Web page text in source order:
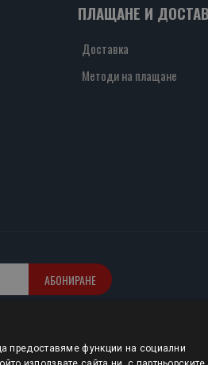
ПЛАЩАНЕ И
Доставка
Методи на плащане
АБОНИРАНЕ
предоставяме функции на социални